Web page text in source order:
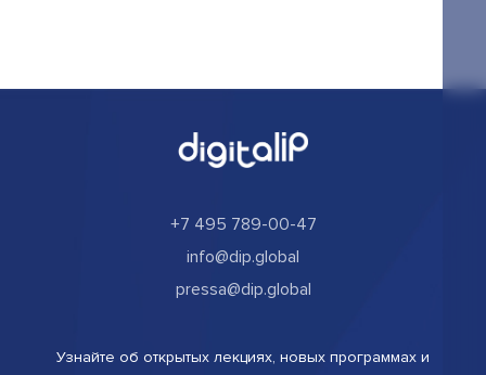
+7 495 789-00-47
info@dip.global
pressa@dip.global
Узнайте об открытых лекциях, новых программах и